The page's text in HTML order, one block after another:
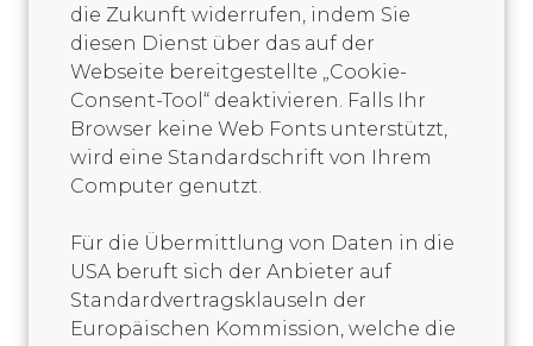
die Zukunft widerrufen, indem Sie
diesen Dienst über das auf der
Webseite bereitgestellte „Cookie-
Consent-Tool“ deaktivieren. Falls Ihr
Browser keine Web Fonts unterstützt,
wird eine Standardschrift von Ihrem
Computer genutzt.
Für die Übermittlung von Daten in die
USA beruft sich der Anbieter auf
Standardvertragsklauseln der
Europäischen Kommission, welche die